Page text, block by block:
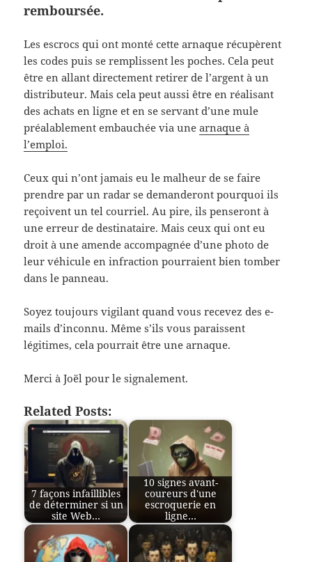
remboursée.
Les escrocs qui ont monté cette arnaque récupèrent
les codes puis se remplissent les poches. Cela peut
être en allant directement retirer de l’argent à un
distributeur. Mais cela peut aussi être en réalisant
des achats en ligne et en se servant d’une mule
préalablement embauchée via unearnaque à
l’emploi.
Ceux qui n’ont jamais eu le malheur de se faire
prendre par un radar se demanderont pourquoi ils
reçoivent un tel courriel. Au pire, ils penseront à
une erreur de destinataire. Mais ceux qui ont eu
droit à une amende accompagnée d’une photo de
leur véhicule en infraction pourraient bien tomber
dans le panneau.
Soyez toujours vigilant quand vous recevez des e-
mails d’inconnu. Même s’ils vous paraissent
légitimes, cela pourrait être une arnaque.
Merci à Joël pour le signalement.
Related Posts:
7 façons infaillibles
de déterminer si un
site Web…
10 signes avant-
coureurs d'une
escroquerie en
ligne…